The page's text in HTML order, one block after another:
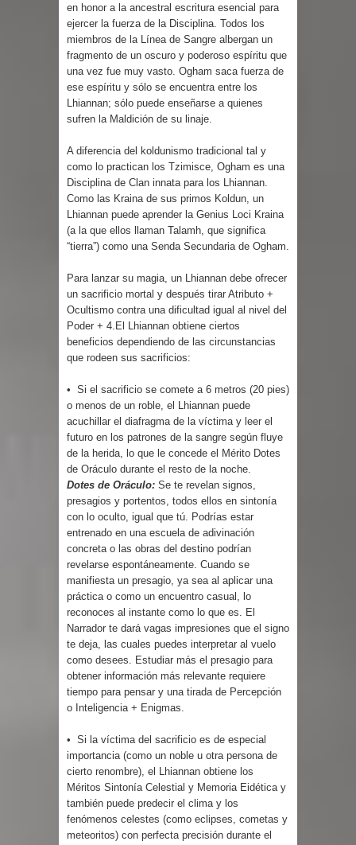
en honor a la ancestral escritura esencial para
ejercer la fuerza de la Disciplina. Todos los
miembros de la Línea de Sangre albergan un
fragmento de un oscuro y poderoso espíritu que
una vez fue muy vasto. Ogham saca fuerza de
ese espíritu y sólo se encuentra entre los
Lhiannan; sólo puede enseñarse a quienes
sufren la Maldición de su linaje.
A diferencia del koldunismo tradicional tal y
como lo practican los Tzimisce, Ogham es una
Disciplina de Clan innata para los Lhiannan.
Como las Kraina de sus primos Koldun, un
Lhiannan puede aprender la Genius Loci Kraina
(a la que ellos llaman Talamh, que significa
“tierra”) como una Senda Secundaria de Ogham.
Para lanzar su magia, un Lhiannan debe ofrecer
un sacrificio mortal y después tirar Atributo +
Ocultismo contra una dificultad igual al nivel del
Poder + 4.El Lhiannan obtiene ciertos
beneficios dependiendo de las circunstancias
que rodeen sus sacrificios:
• Si el sacrificio se comete a 6 metros (20 pies)
o menos de un roble, el Lhiannan puede
acuchillar el diafragma de la víctima y leer el
futuro en los patrones de la sangre según fluye
de la herida, lo que le concede el Mérito Dotes
de Oráculo durante el resto de la noche.
Dotes de Oráculo: Se te revelan signos,
presagios y portentos, todos ellos en sintonía
con lo oculto, igual que tú. Podrías estar
entrenado en una escuela de adivinación
concreta o las obras del destino podrían
revelarse espontáneamente. Cuando se
manifiesta un presagio, ya sea al aplicar una
práctica o como un encuentro casual, lo
reconoces al instante como lo que es. El
Narrador te dará vagas impresiones que el signo
te deja, las cuales puedes interpretar al vuelo
como desees. Estudiar más el presagio para
obtener información más relevante requiere
tiempo para pensar y una tirada de Percepción
o Inteligencia + Enigmas.
• Si la víctima del sacrificio es de especial
importancia (como un noble u otra persona de
cierto renombre), el Lhiannan obtiene los
Méritos Sintonía Celestial y Memoria Eidética y
también puede predecir el clima y los
fenómenos celestes (como eclipses, cometas y
meteoritos) con perfecta precisión durante el